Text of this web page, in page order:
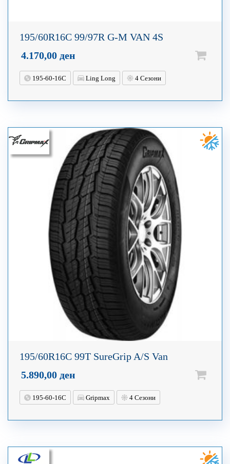
195/60R16C 99/97R G-M VAN 4S
4.170,00 ден
195-60-16C Ling Long 4 Сезони
195/60R16C 99T SureGrip A/S Van
5.890,00 ден
195-60-16C Gripmax 4 Сезони